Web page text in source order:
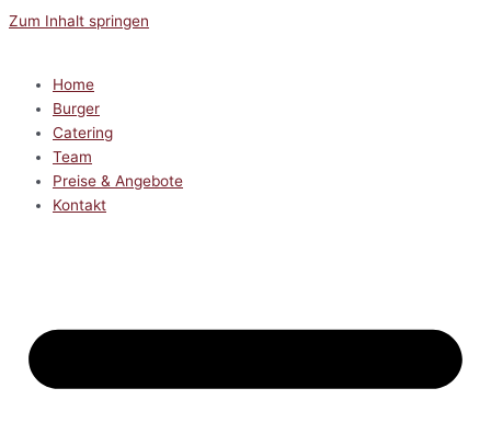
Zum Inhalt springen
Home
Burger
Catering
Team
Preise & Angebote
Kontakt